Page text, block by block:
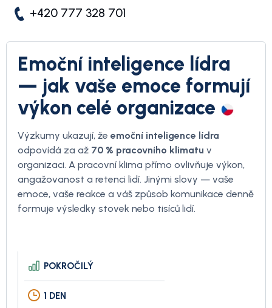
+420 777 328 701
Emoční inteligence lídra
— jak vaše emoce formují
výkon celé organizace
Výzkumy ukazují, že emoční inteligence lídra
odpovídá za až 70 % pracovního klimatu v
organizaci. A pracovní klima přímo ovlivňuje výkon,
angažovanost a retenci lidí. Jinými slovy — vaše
emoce, vaše reakce a váš způsob komunikace denně
formuje výsledky stovek nebo tisíců lidí.
POKROČILÝ
1 DEN